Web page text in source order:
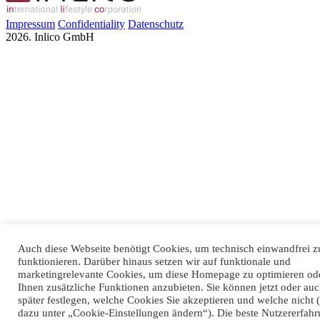
Impressum Confidentiality Datenschutz
2026. Inlico GmbH
Auch diese Webseite benötigt Cookies, um technisch einwandfrei
funktionieren. Darüber hinaus setzen wir auf funktionale und
marketingrelevante Cookies, um diese Homepage zu optimieren
Ihnen zusätzliche Funktionen anzubieten. Sie können jetzt oder
später festlegen, welche Cookies Sie akzeptieren und welche nicht
dazu unter „Cookie-Einstellungen ändern“). Die beste